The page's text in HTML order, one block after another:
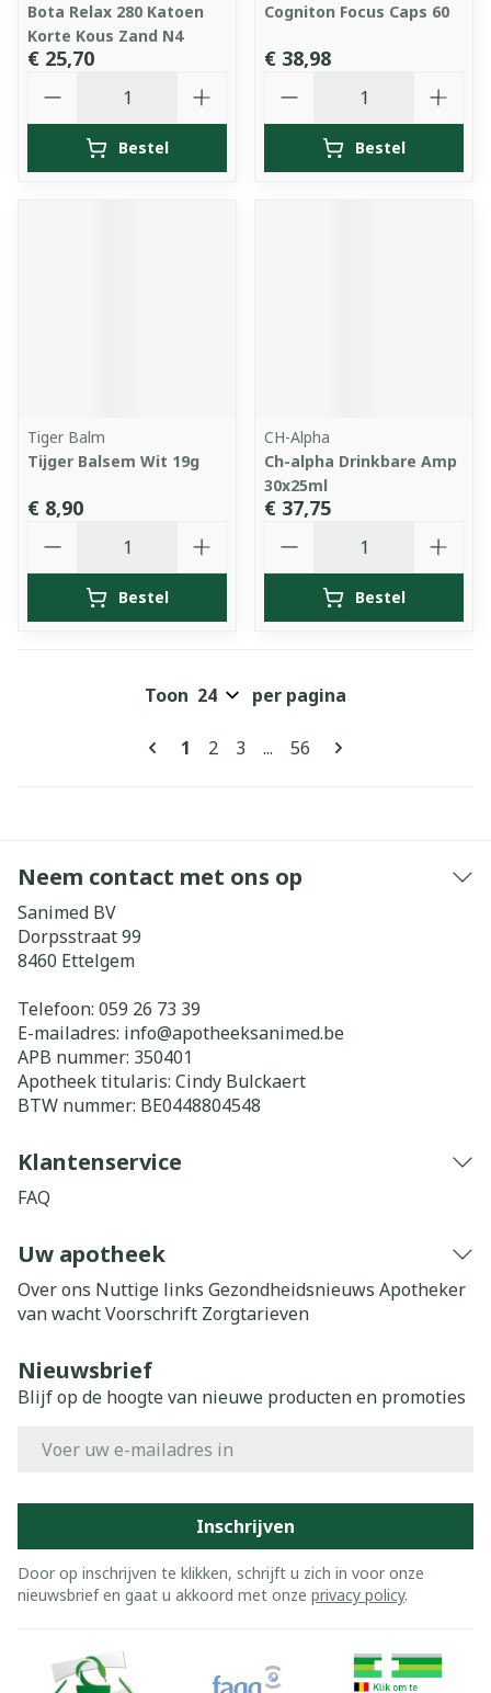
Bota Relax 280 Katoen
Korte Kous Zand N4
€ 25,70
Bestel
Cogniton Focus Caps 60
€ 38,98
Bestel
Tiger Balm
Tijger Balsem Wit 19g
€ 8,90
Bestel
CH-Alpha
Ch-alpha Drinkbare Amp
30x25ml
€ 37,75
Bestel
Pagina's
U lees momenteel pagina
1 Pagina
2 Pagina
3 ... Pagina
56
Toon per pagina
Neem contact met ons op
Sanimed BV
Dorpsstraat 99
8460 Ettelgem
Telefoon: 059 26 73 39
E-mailadres: info@apotheeksanimed.be
APB nummer: 350401
Apotheek titularis: Cindy Bulckaert
BTW nummer: BE0448804548
Klantenservice
FAQ
Uw apotheek
Over ons Nuttige links Gezondheidsnieuws Apotheker
van wachtVoorschrift Zorgtarieven
Nieuwsbrief
Blijf op de hoogte van nieuwe producten en promoties
Inschrijven
Door op inschrijven te klikken, schrijft u zich in voor onze
nieuwsbrief en gaat u akkoord met onze privacy policy.